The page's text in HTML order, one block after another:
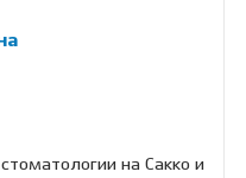
на Сакко и